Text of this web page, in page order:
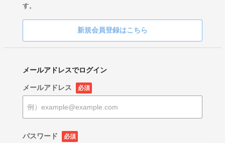
す。
新規会員登録はこちら
メールアドレスでログイン
メールアドレス 必須
パスワード 必須